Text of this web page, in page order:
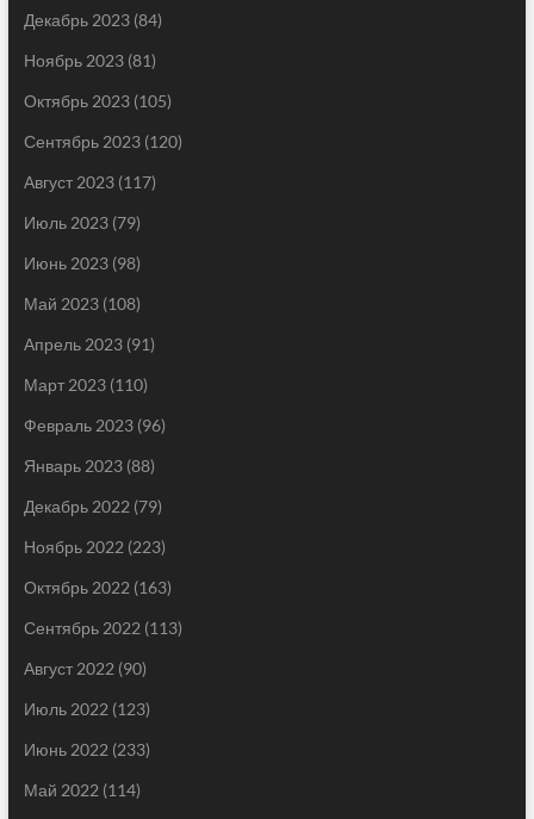
Декабрь 2023(84)
Ноябрь 2023(81)
Октябрь 2023(105)
Сентябрь 2023(120)
Август 2023(117)
Июль 2023(79)
Июнь 2023(98)
Май 2023(108)
Апрель 2023(91)
Март 2023(110)
Февраль 2023(96)
Январь 2023(88)
Декабрь 2022 (79)
Ноябрь 2022 (223)
Октябрь 2022 (163)
Сентябрь 2022 (113)
Август 2022 (90)
Июль 2022 (123)
Июнь 2022 (233)
Май 2022 (114)